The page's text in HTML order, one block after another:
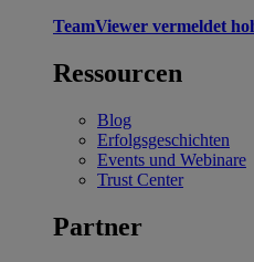
TeamViewer vermeldet
Ressourcen
Blog
Erfolgsgeschichten
Events und Webinare
Trust Center
Partner